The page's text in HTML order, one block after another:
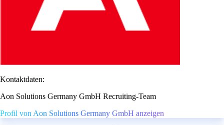
Kontaktdaten:
Aon Solutions Germany GmbH Recruiting-Team
Profil von Aon Solutions Germany GmbH anzeigen